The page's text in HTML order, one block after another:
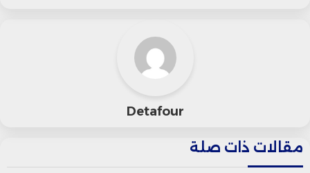
المستوى تدل على انكماش القطاع.
صدرت الخميس، والتي أظهرت أن نشاط
التصنيع انكمش بفعل اضطرابات مناخية
حادة، شملت موجات حرّ وأمطار غزيرة وسيول
Detafour
مقالات ذات صلة